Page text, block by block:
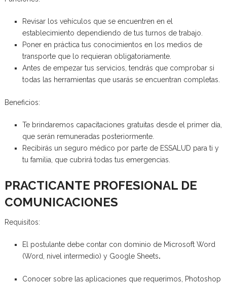
Revisar los vehículos que se encuentren en el
establecimiento dependiendo de tus turnos de trabajo.
Poner en práctica tus conocimientos en los medios de
transporte que lo requieran obligatoriamente.
Antes de empezar tus servicios, tendrás que comprobar si
todas las herramientas que usarás se encuentran completas.
Beneficios:
Te brindaremos capacitaciones gratuitas desde el primer día,
que serán remuneradas posteriormente.
Recibirás un seguro médico por parte de ESSALUD para ti y
tu familia, que cubrirá todas tus emergencias.
PRACTICANTE PROFESIONAL DE
COMUNICACIONES
Requisitos:
El postulante debe contar con dominio de Microsoft Word
(Word, nivel intermedio) y Google Sheets.
Conocer sobre las aplicaciones que requerimos, Photoshop